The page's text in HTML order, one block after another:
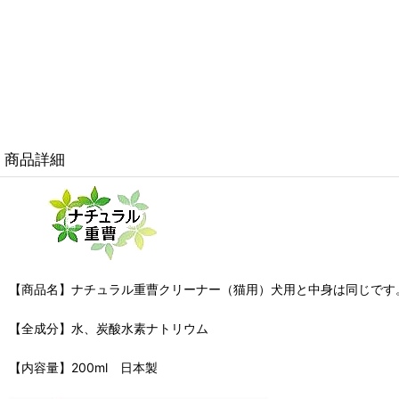
商品詳細
【商品名】ナチュラル重曹クリーナー（猫用）犬用と中身は同じです
【全成分】水、炭酸水素ナトリウム
【内容量】200ml 日本製